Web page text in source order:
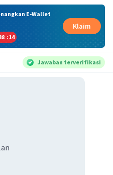
E-Wallet
:13
Klaim
Jawaban terverifikasi